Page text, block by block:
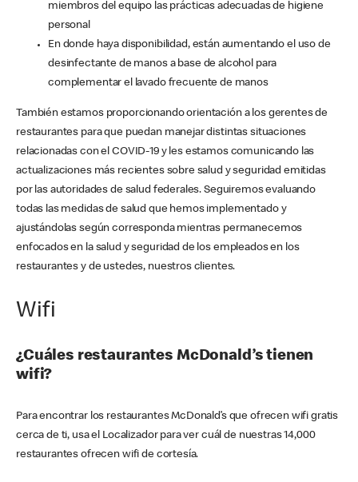
miembros del equipo las prácticas adecuadas de higiene
personal
En donde haya disponibilidad, están aumentando el uso de
desinfectante de manos a base de alcohol para
complementar el lavado frecuente de manos
También estamos proporcionando orientación a los gerentes de
restaurantes para que puedan manejar distintas situaciones
relacionadas con el COVID-19 y les estamos comunicando las
actualizaciones más recientes sobre salud y seguridad emitidas
por las autoridades de salud federales. Seguiremos evaluando
todas las medidas de salud que hemos implementado y
ajustándolas según corresponda mientras permanecemos
enfocados en la salud y seguridad de los empleados en los
restaurantes y de ustedes, nuestros clientes.
Wifi
¿Cuáles restaurantes McDonald’s tienen
wifi?
Para encontrar los restaurantes McDonald’s que ofrecen wifi gratis
cerca de ti, usa el Localizador para ver cuál de nuestras 14,000
restaurantes ofrecen wifi de cortesía.